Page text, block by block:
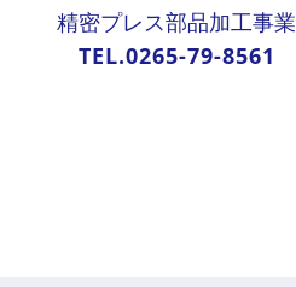
精密プレス部品加工事業
TEL.0265-79-8561